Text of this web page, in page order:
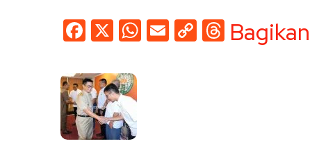
Facebook
X WhatsApp
EmailCopyThreads
Bagikan